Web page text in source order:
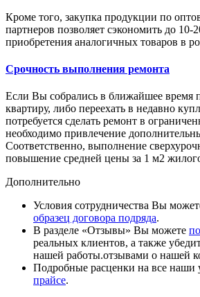
Кроме того, закупка продукции по
партнеров позволяет сэкономить до 10-
приобретения аналогичных товаров в
Срочность выполнения ремонта
Если Вы собрались в ближайшее время
квартиру, либо переехать в недавно
потребуется сделать ремонт в
необходимо привлечение
Соответственно, выполнение
повышение средней цены за 1 м2
Дополнительно
Условия сотрудничества Вы
образец договора подряда.
В разделе «Отзывы» Вы можете
реальных клиентов, а также
нашей работы.отзывами о нашей
Подробные расценки на все наши
прайсе.